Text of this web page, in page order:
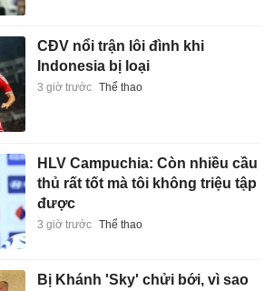
CĐV nổi trận lôi đình khi
Indonesia bị loại
3 giờ trước Thể thao
HLV Campuchia: Còn nhiều cầu
thủ rất tốt mà tôi không triệu tập
được
3 giờ trước Thể thao
Bị Khánh 'Sky' chửi bới, vì sao